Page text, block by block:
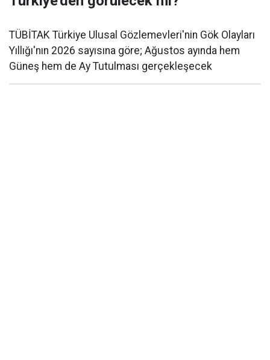
TÜBİTAK Türkiye Ulusal Gözlemevleri'nin Gök Olayları
Yıllığı'nın 2026 sayısına göre; Ağustos ayında hem
Güneş hem de Ay Tutulması gerçekleşecek